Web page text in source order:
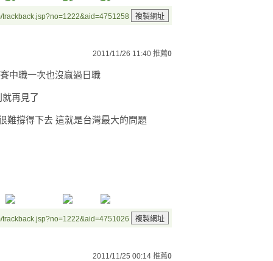
trackback.jsp?no=1222&aid=4751258
2011/11/26 11:40 推薦0
中職一次也沒贏過日職
再見了
難撐得下去 這就是台灣最大的問題
trackback.jsp?no=1222&aid=4751026
2011/11/25 00:14 推薦0